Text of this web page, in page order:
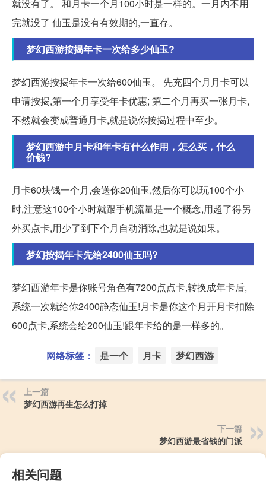
就没有了。 和月卡一个月100小时是一样的。一月内不用
完就没了 仙玉是没有有效期的,一直存。
梦幻西游按揭年卡一次给多少仙玉?
梦幻西游按揭年卡一次给600仙玉。 先充四个月月卡可以
申请按揭,第一个月享受年卡优惠; 第二个月再买一张月卡,
不然就会变成普通月卡,就是说你按揭过程中至少。
梦幻西游中月卡和年卡有什么作用，怎么买，什么
价钱?
月卡60块钱一个月,会送你20仙玉,然后你可以玩100个小
时,注意这100个小时就跟手机流量是一个概念,用超了得另
外买点卡,用少了到下个月自动消除,也就是说如果。
梦幻按揭年卡先给2400仙玉吗?
梦幻西游年卡是你账号角色有7200点点卡,转换成年卡后,
系统一次就给你2400静态仙玉!月卡是你这个月开月卡扣除
600点卡,系统会给200仙玉!跟年卡给的是一样多的。
网络标签： 是一个 月卡 梦幻西游
上一篇
梦幻西游再生怎么打掉
下一篇
梦幻西游最省钱的门派
相关问题